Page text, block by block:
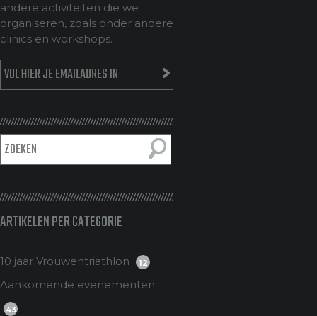
andere activiteiten die we
organiseren, zoals onder andere
clinics en workshops.
ARTIKELEN PER CATEGORIE
10 jaar Vrouwentriathlon 12
Aankomende evenementen
43